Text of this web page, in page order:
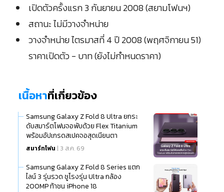
เปิดตัวครั้งแรก 3 กันยายน 2008 (สยามโฟนฯ)
สถานะ ไม่มีวางจำหน่าย
วางจำหน่าย ไตรมาสที่ 4 ปี 2008 (พฤศจิกายน 51)
ราคาเปิดตัว - บาท (ยังไม่กำหนดราคา)
เนื้อหาที่เกี่ยวข้อง
Samsung Galaxy Z Fold 8 Ultra ยกระ
ดับสมาร์ตโฟนจอพับด้วย Flex Titanium
พร้อมอัปเกรดสเปคจอสุดเนียนตา
สมาร์ทโฟน | 3 ส.ค. 69
Samsung Galaxy Z Fold 8 Series แตก
ไลน์ 3 รุ่นรวด ชูโรงรุ่น Ultra กล้อง
200MP ท้าชน iPhone 18